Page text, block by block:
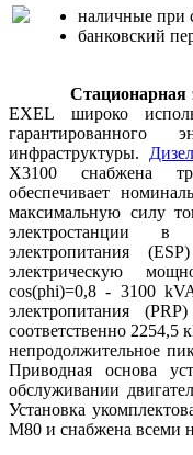
наличные при
банковский
Стационарная
EXEL широко
гарантированного
инфраструктуры.
X3100 снабжена
обеспечивает
максимальную силу
электростанции в
электропитания
электрическую
cos(phi)=0,8 - 3100
электропитания
соответственно 2254,5
непродолжительное
Приводная основа
обслуживании
Установка
M80 и снабжена всеми